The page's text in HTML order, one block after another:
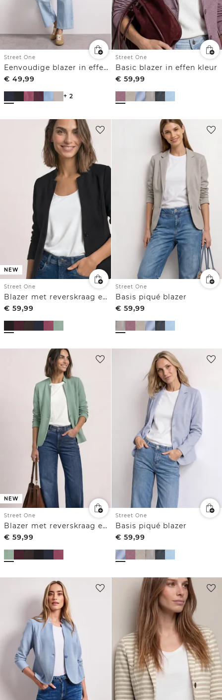
Street One
Eenvoudige blazer in effen kleur
€ 49,99
+ 2
Street One
Basic blazer in effen kleur
€ 59,99
NEW
Street One
Blazer met reverskraag en structuur
€ 59,99
Street One
Basis piqué blazer
€ 59,99
NEW
Street One
Blazer met reverskraag en structuur
€ 59,99
Street One
Basis piqué blazer
€ 59,99